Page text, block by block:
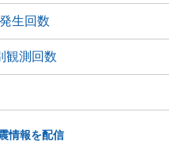
生回数
観測回数
情報を配信